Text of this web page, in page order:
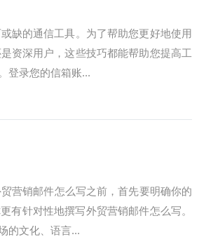
缺的通信工具。为了帮助您更好地使用
资深用户，这些技巧都能帮助您提高工
登录您的信箱账...
营销邮件怎么写之前，首先要明确你的
有针对性地撰写外贸营销邮件怎么写。
的文化、语言...